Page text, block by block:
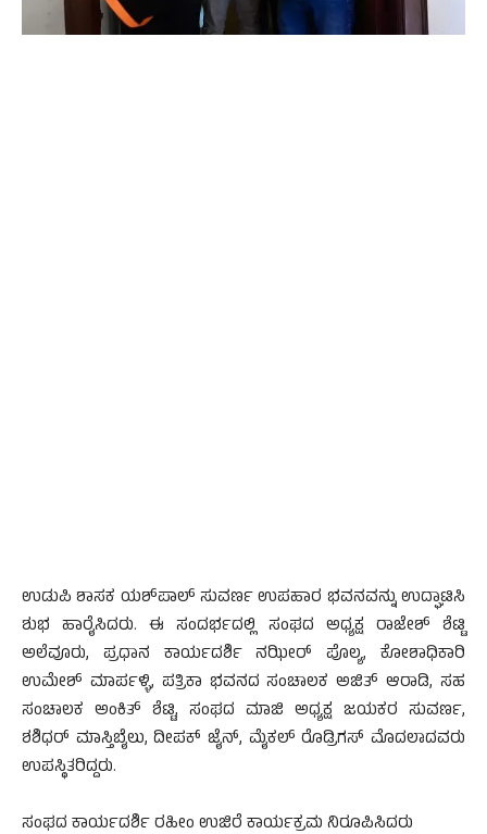
ಉಡುಪಿ ಶಾಸಕ ಯಶ್‌ಪಾಲ್ ಸುವರ್ಣ ಉಪಹಾರ ಭವನವನ್ನು ಉದ್ಘಾಟಿಸಿ
ಶುಭ ಹಾರೈಸಿದರು. ಈ ಸಂದರ್ಭದಲ್ಲಿ ಸಂಘದ ಅಧ್ಯಕ್ಷ ರಾಜೇಶ್ ಶೆಟ್ಟಿ
ಅಲೆವೂರು, ಪ್ರಧಾನ ಕಾರ್ಯದರ್ಶಿ ನಝೀರ್ ಪೊಲ್ಯ, ಕೋಶಾಧಿಕಾರಿ
ಉಮೇಶ್ ಮಾರ್ಪಳ್ಳಿ, ಪತ್ರಿಕಾ ಭವನದ ಸಂಚಾಲಕ ಅಜಿತ್ ಆರಾಡಿ, ಸಹ
ಸಂಚಾಲಕ ಅಂಕಿತ್ ಶೆಟ್ಟಿ, ಸಂಘದ ಮಾಜಿ ಅಧ್ಯಕ್ಷ ಜಯಕರ ಸುವರ್ಣ,
ಶಶಿಧರ್ ಮಾಸ್ತಿಬೈಲು, ದೀಪಕ್ ಜೈನ್, ಮೈಕಲ್ ರೊಡ್ರಿಗಸ್ ಮೊದಲಾದವರು
ಉಪಸ್ಥಿತರಿದ್ದರು.
ಸಂಘದ ಕಾರ್ಯದರ್ಶಿ ರಹೀಂ ಉಜಿರೆ ಕಾರ್ಯಕ್ರಮ ನಿರೂಪಿಸಿದರು